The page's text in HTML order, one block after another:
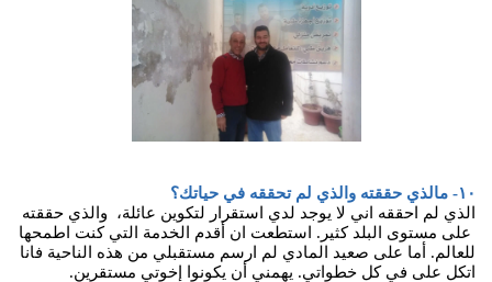
١٠- مالذي حققته والذي لم تحققه في حياتك؟
الذي لم احققه اني لا يوجد لدي استقرار لتكوين عائلة، والذي حققته
على مستوى البلد كثير. استطعت ان أقدم الخدمة التي كنت اطمحها
للعالم. أما على صعيد المادي لم ارسم مستقبلي من هذه الناحية فانا
اتكل على في كل خطواتي. يهمني أن يكونوا إخوتي مستقرين.